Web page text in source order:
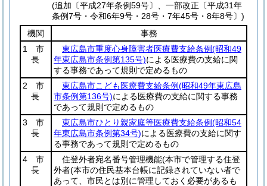
(追加〔平成27年条例59号〕、一部改正〔平成31年
条例7号・令和6年9号・28号・7年45号・8年8号〕)
機関
事務
1 市
長
東広島市重度心身障害者医療費支給条例(昭和49
年東広島市条例第135号)による医療費の支給に関
する事務であって規則で定めるもの
2 市
長
東広島市こども医療費支給条例(昭和49年東広島
市条例第136号)による医療費の支給に関する事務
であって規則で定めるもの
3 市
長
東広島市ひとり親家庭等医療費支給条例(昭和54
年東広島市条例第34号)による医療費の支給に関す
る事務であって規則で定めるもの
4 市
長
住登外者宛名番号管理機能(本市で管理する住登
外者(本市の住民基本台帳に記録されていない者で
あって、市民とは別に管理しておく必要があるも